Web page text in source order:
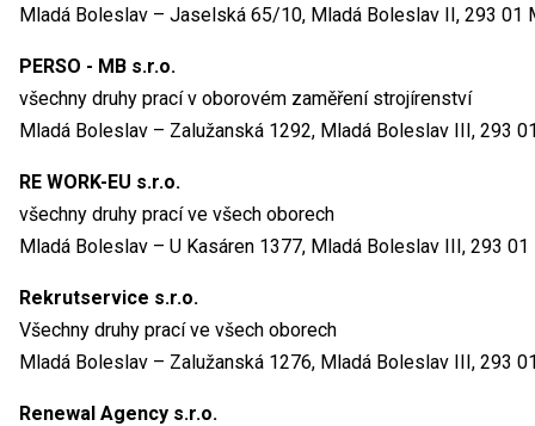
Mladá Boleslav – Jaselská 65/10, Mladá Boleslav II, 293 01
PERSO - MB s.r.o.
všechny druhy prací v oborovém zaměření strojírenství
Mladá Boleslav – Zalužanská 1292, Mladá Boleslav III, 293
RE WORK-EU s.r.o.
všechny druhy prací ve všech oborech
Mladá Boleslav – U Kasáren 1377, Mladá Boleslav III, 293
Rekrutservice s.r.o.
Všechny druhy prací ve všech oborech
Mladá Boleslav – Zalužanská 1276, Mladá Boleslav III, 293
Renewal Agency s.r.o.